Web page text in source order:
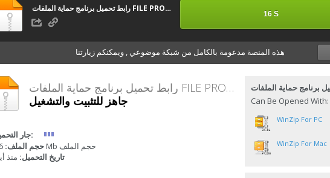
هذه المنصة مدعومة بالكامل من شبكة موضوعي , ويمكنكم زيارتنا
رابط تحميل برنامج حماية الملفات FILE PROTECTION IOS للايفون مجاناً
جاهز للتثبيت والتشغيل
جار التحميل:
حجم الملف:
0.6 Mb حجم الملف
تاريخ التحميل: منذ
Can Be Opened With:
WinZip For PC
WinZip For Mac
رابط تحميل برنامج حماية الملفات FILE PROTECTION IOS للايفون مجاناً
16 S